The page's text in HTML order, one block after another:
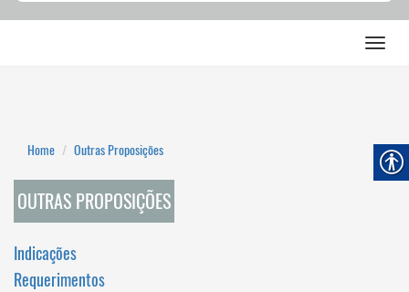
Home Outras Proposições
OUTRAS PROPOSIÇÕES
Indicações
Requerimentos